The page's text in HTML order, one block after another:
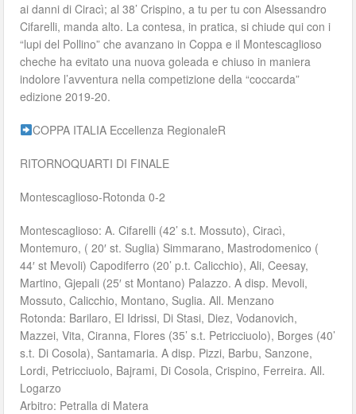
ai danni di Ciracì; al 38’ Crispino, a tu per tu con Alsessandro
Cifarelli, manda alto. La contesa, in pratica, si chiude qui con i
“lupi del Pollino” che avanzano in Coppa e il Montescaglioso
cheche ha evitato una nuova goleada e chiuso in maniera
indolore l’avventura nella competizione della “coccarda”
edizione 2019-20.
COPPA ITALIA Eccellenza RegionaleR
RITORNOQUARTI DI FINALE
Montescaglioso-Rotonda 0-2
Montescaglioso: A. Cifarelli (42’ s.t. Mossuto), Ciracì,
Montemuro, ( 20′ st. Suglia) Simmarano, Mastrodomenico (
44′ st Mevoli) Capodiferro (20’ p.t. Calicchio), Ali, Ceesay,
Martino, Gjepali (25′ st Montano) Palazzo. A disp. Mevoli,
Mossuto, Calicchio, Montano, Suglia. All. Menzano
Rotonda: Barilaro, El Idrissi, Di Stasi, Diez, Vodanovich,
Mazzei, Vita, Ciranna, Flores (35’ s.t. Petricciuolo), Borges (40’
s.t. Di Cosola), Santamaria. A disp. Pizzi, Barbu, Sanzone,
Lordi, Petricciuolo, Bajrami, Di Cosola, Crispino, Ferreira. All.
Logarzo
Arbitro: Petralla di Matera